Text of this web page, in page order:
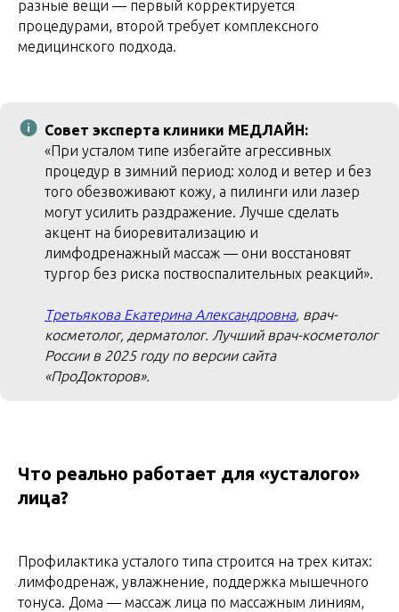
разные вещи — первый корректируется
процедурами, второй требует комплексного
медицинского подхода.
Совет эксперта клиники МЕДЛАЙН:
«При усталом типе избегайте агрессивных
процедур в зимний период: холод и ветер и без
того обезвоживают кожу, а пилинги или лазер
могут усилить раздражение. Лучше сделать
акцент на биоревитализацию и
лимфодренажный массаж — они восстановят
тургор без риска поствоспалительных реакций».
Третьякова Екатерина Александровна, врач-
косметолог, дерматолог. Лучший врач-косметолог
России в 2025 году по версии сайта
«ПроДокторов».
Что реально работает для «усталого»
лица?
Профилактика усталого типа строится на трех китах:
лимфодренаж, увлажнение, поддержка мышечного
тонуса. Дома — массаж лица по массажным линиям,